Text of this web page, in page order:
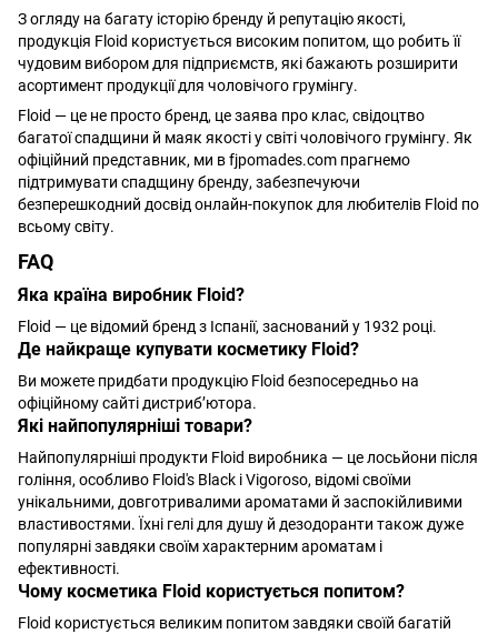
З огляду на багату історію бренду й репутацію якості,
продукція Floid користується високим попитом, що робить її
чудовим вибором для підприємств, які бажають розширити
асортимент продукції для чоловічого грумінгу.
Floid — це не просто бренд, це заява про клас, свідоцтво
багатої спадщини й маяк якості у світі чоловічого грумінгу. Як
офіційний представник, ми в fjpomades.com прагнемо
підтримувати спадщину бренду, забезпечуючи
безперешкодний досвід онлайн-покупок для любителів Floid по
всьому світу.
FAQ
Яка країна виробник Floid?
Floid — це відомий бренд з Іспанії, заснований у 1932 році.
Де найкраще купувати косметику Floid?
Ви можете придбати продукцію Floid безпосередньо на
офіційному сайті дистриб’ютора.
Які найпопулярніші товари?
Найпопулярніші продукти Floid виробника — це лосьйони після
гоління, особливо Floid's Black і Vigoroso, відомі своїми
унікальними, довготривалими ароматами й заспокійливими
властивостями. Їхні гелі для душу й дезодоранти також дуже
популярні завдяки своїм характерним ароматам і
ефективності.
Чому косметика Floid користується попитом?
Floid користується великим попитом завдяки своїй багатій